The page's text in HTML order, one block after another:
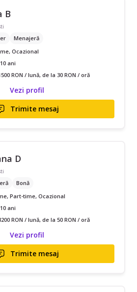
B
Menajeră
Ocazional
ani
RON / lună, de la 30 RON / oră
Vezi profil
Trimite mesaj
D
Bonă
Part-time, Ocazional
ani
RON / lună, de la 50 RON / oră
Vezi profil
Trimite mesaj